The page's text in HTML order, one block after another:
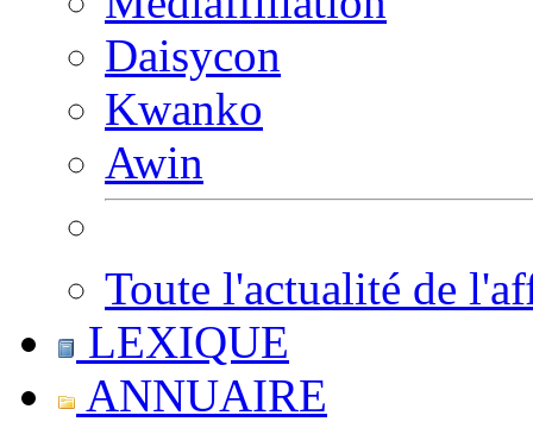
Daisycon
Kwanko
Awin
Toute l'actualité de
LEXIQUE
ANNUAIRE